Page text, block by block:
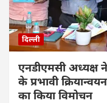
दिल्ली
एनडीएमसी अध्यक्ष
के प्रभावी
का किया विमोचन